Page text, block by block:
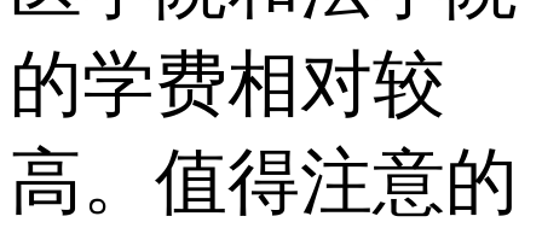
的学费相对较
高。值得注意的